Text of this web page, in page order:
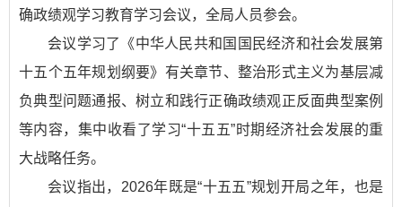
确政绩观学习教育学习会议，全局人员参会。
会议学习了《中华人民共和国国民经济和社会发展第
十五个五年规划纲要》有关章节、整治形式主义为基层减
负典型问题通报、树立和践行正确政绩观正反面典型案例
等内容，集中收看了学习“十五五”时期经济社会发展的重
大战略任务。
会议指出，2026年既是“十五五”规划开局之年，也是